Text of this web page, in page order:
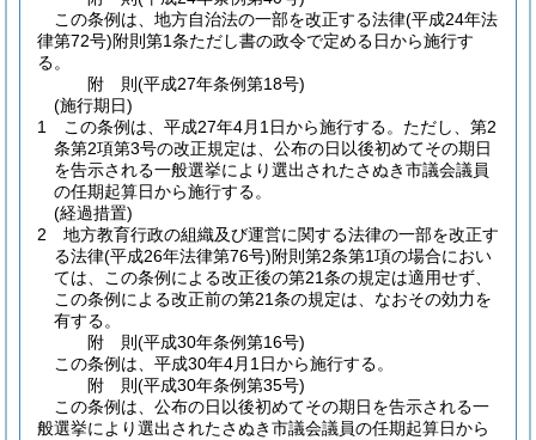
この条例は、地方自治法の一部を改正する法律(平成24年法
律第72号)附則第1条ただし書の政令で定める日から施行す
る。
附 則(平成27年条例第18号)
(施行期日)
1
この条例は、平成27年4月1日から施行する。 ただし、第2
条第2項第3号の改正規定は、公布の日以後初めてその期日
を告示される一般選挙により選出されたさぬき市議会議員
の任期起算日から施行する。
(経過措置)
2
地方教育行政の組織及び運営に関する法律の一部を改正す
る法律(平成26年法律第76号)附則第2条第1項の場合におい
ては、この条例による改正後の第21条の規定は適用せず、
この条例による改正前の第21条の規定は、なおその効力を
有する。
附 則(平成30年条例第16号)
この条例は、平成30年4月1日から施行する。
附 則(平成30年条例第35号)
この条例は、公布の日以後初めてその期日を告示される一
般選挙により選出されたさぬき市議会議員の任期起算日から